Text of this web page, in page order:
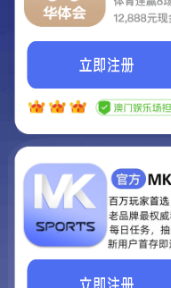
我们
我们
它将